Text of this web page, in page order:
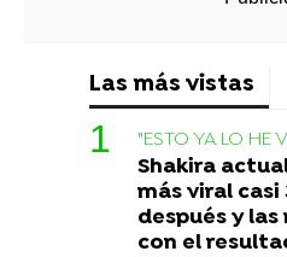
Las más vistas
"ESTO YA LO HE
Shakira
más viral casi
después y
con el